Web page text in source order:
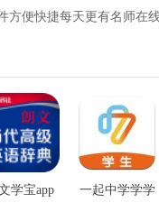
方便快捷每天更有名师在
学宝app 一起中学学学